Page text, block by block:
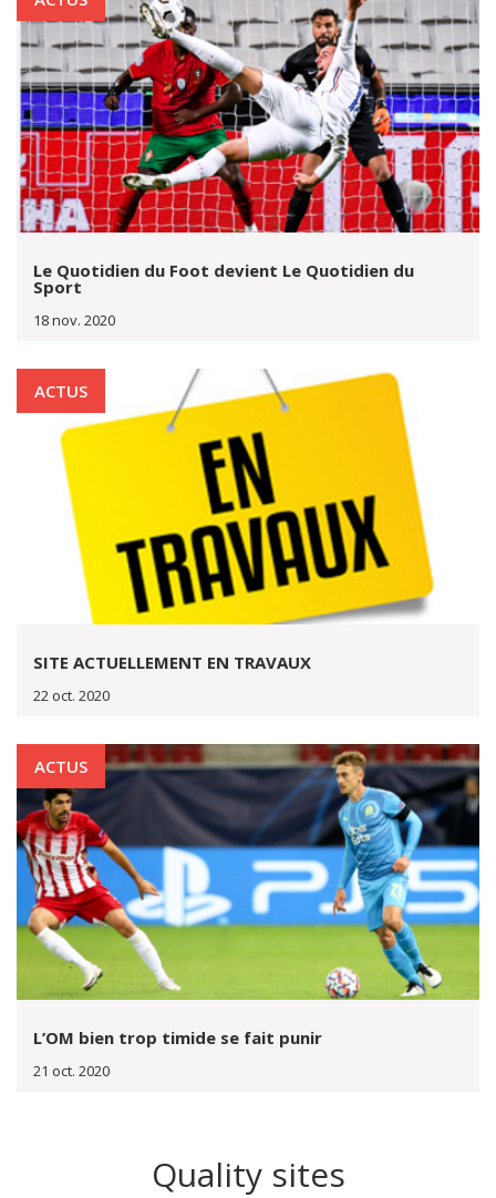
Le Quotidien du Foot devient Le Quotidien du
Sport
18 nov. 2020
ACTUS
SITE ACTUELLEMENT EN TRAVAUX
22 oct. 2020
ACTUS
L’OM bien trop timide se fait punir
21 oct. 2020
Quality sites